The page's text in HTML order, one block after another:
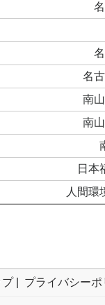
名
南
南
日本
人間環
プ| プライバシーポ